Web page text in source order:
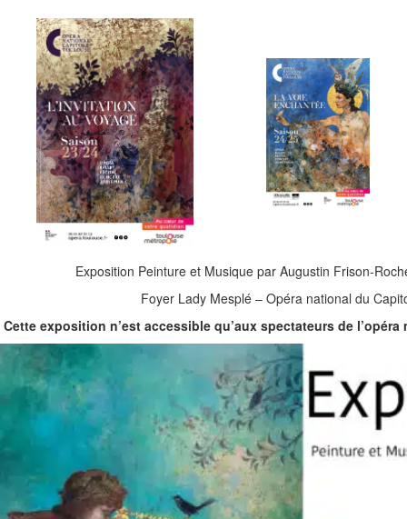
ART FUNÉRAIRE
LIVRES
BIJOUX / PIÈCES UNIQUES
TIRAGES D’ART
L’ATELIER
CONTACT
Exposition Peinture et Musique par Augustin Frison-
Foyer Lady Mesplé – Opéra national du
Cette exposition n’est accessible qu’aux spectateurs de